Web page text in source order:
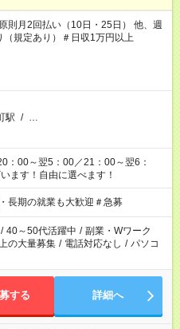
則月2回払い（10日・25日） 他、週
規定あり）＃日収1万円以上
駅 / …
：00～翌5：00／21：00～翌6：
ざいます！自由に選べます！
期の就業も大歓迎＃急募
/ 40～50代活躍中 / 副業・Wワーク
の大量募集 / 電話対応なし / パソコ
する 詳細へ